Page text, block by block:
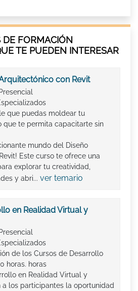
DE FORMACIÓN
TE PUEDEN INTERESAR
con Revit
que puedas moldear tu
que te permita capacitarte sin
mundo del Diseño
Este curso te ofrece una
explorar tu creatividad,
y abri... ver temario
en Realidad Virtual y
de los Cursos de Desarrollo
horas. horas
en Realidad Virtual y
los participantes la oportunidad